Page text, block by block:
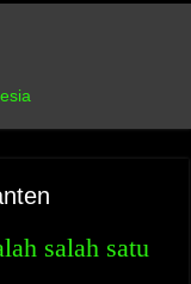
salah satu